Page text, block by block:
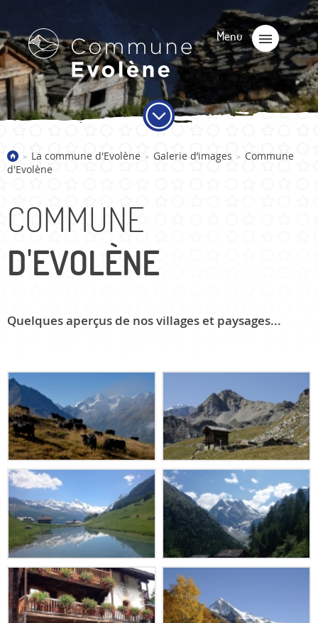
> La commune d'Evolène > Galerie d’images > Commune
d'Evolène
COMMUNE
D'EVOLÈNE
Quelques aperçus de nos villages et paysages...